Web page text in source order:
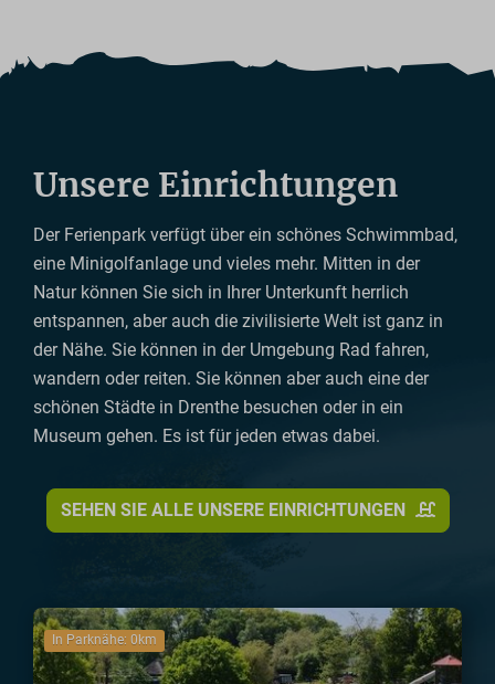
Unsere Einrichtungen
Der Ferienpark verfügt über ein schönes Schwimmbad,
eine Minigolfanlage und vieles mehr. Mitten in der
Natur können Sie sich in Ihrer Unterkunft herrlich
entspannen, aber auch die zivilisierte Welt ist ganz in
der Nähe. Sie können in der Umgebung Rad fahren,
wandern oder reiten. Sie können aber auch eine der
schönen Städte in Drenthe besuchen oder in ein
Museum gehen. Es ist für jeden etwas dabei.
SEHEN SIE ALLE UNSERE EINRICHTUNGEN
In Parknähe: 0km